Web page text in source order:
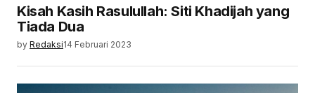
Kisah Kasih Rasulullah: Siti Khadijah yang
Tiada Dua
by Redaksi14 Februari 2023